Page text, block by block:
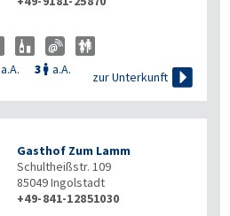
a.A. 3  a.A.
zur Unterkunft 
Gasthof Zum Lamm
Schultheißstr. 109
85049Ingolstadt
+49-841-12851030